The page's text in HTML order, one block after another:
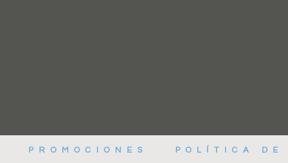
PROMOCIONES POLÍTICA DE